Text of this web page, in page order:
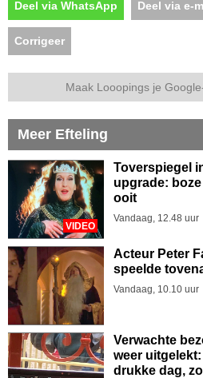
Deel via WhatsApp Deel via e-
Corrigeer
Maak Looopings je
Meer Efteling
VIDEO
Toverspiegel
upgrade:
ooit
Vandaag, 12.48 uur
Acteur Peter
speelde
Vandaag, 10.10 uur
Verwachte
weer
drukke dag,